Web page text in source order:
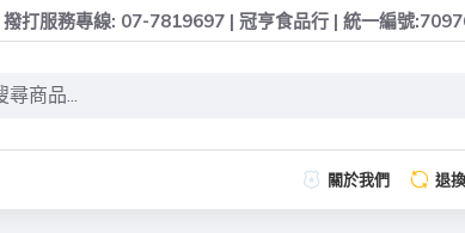
撥打服務專線: 07-7819697 | 冠亨食品行 | 統一編號
關於我們 退